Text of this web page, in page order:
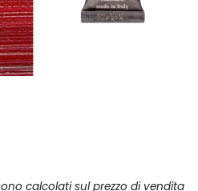
calcolati sul prezzo di vendita